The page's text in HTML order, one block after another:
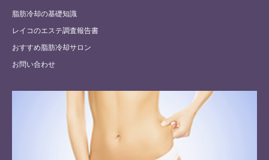
脂肪冷却の基礎知識
レイコのエステ調査報告書
おすすめ脂肪冷却サロン
お問い合わせ